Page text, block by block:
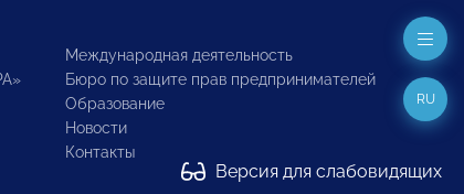
Международная деятельность
Бюро по защите прав предпринимателей
Образование
Новости
Контакты
Версия для слабовидящих
RU